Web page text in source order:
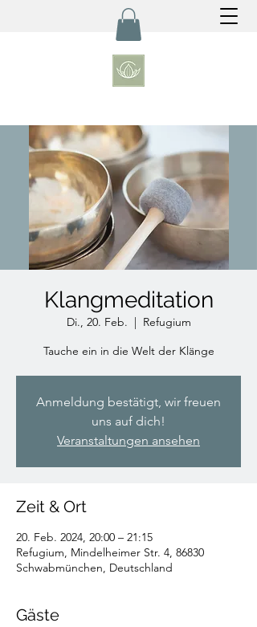
Klangmeditation
Di., 20. Feb.
  |
Refugium
Tauche ein in die Welt der Klänge
Anmeldung bestätigt, wir freuen
uns auf dich!
Veranstaltungen ansehen
Zeit & Ort
20. Feb. 2024, 20:00 – 21:15
Refugium, Mindelheimer Str. 4, 86830
Schwabmünchen, Deutschland
Gäste